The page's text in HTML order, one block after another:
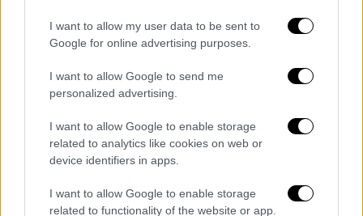
I want to allow my user data to be sent to
Google for online advertising purposes.
I want to allow Google to send me
personalized advertising.
I want to allow Google to enable storage
related to analytics like cookies on web or
device identifiers in apps.
I want to allow Google to enable storage
related to functionality of the website or app.
Σύμφωνα με πληροφορίες, ο
κατηγορούμενος αρνείται την ενοχή
του για
Επικαλείται τηνιατροδικαστική έκθεση, η
οποία αναφέρει ότι ο θάνατος της γυναίκας
εκτιμάται μεταξύ 2:30 π.μ. και 10:00 π.μ. της
επόμενης ημέρας.